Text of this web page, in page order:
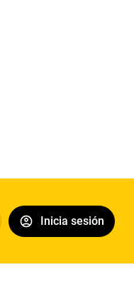
Inicia sesión